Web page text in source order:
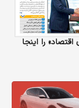
را اینجا